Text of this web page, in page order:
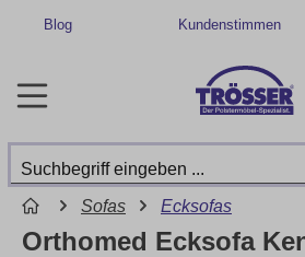
Blog Kundenstimmen
Sofas Ecksofas
Orthomed Ecksofa